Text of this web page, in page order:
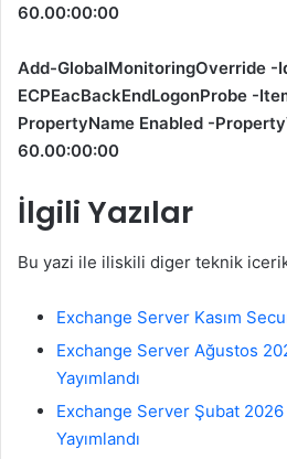
60.00:00:00
Add-GlobalMonitoringOverride -
ECPEacBackEndLogonProbe -
PropertyName Enabled -
60.00:00:00
İlgili Yazılar
Bu yazi ile iliskili diger teknik
Exchange Server Kasım
Exchange Server Ağustos
Yayımlandı
Exchange Server Şubat
Yayımlandı